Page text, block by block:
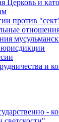
Церковь и
против
и
-